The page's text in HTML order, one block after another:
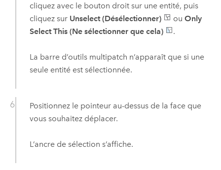
cliquez avec le bouton droit sur une entité, puis
cliquez sur Unselect (Désélectionner) ou Only
Select This (Ne sélectionner que cela)
.
La barre d’outils multipatch n’apparaît que si une
seule entité est sélectionnée.
Positionnez le pointeur au-dessus de la face que
vous souhaitez déplacer.
L’ancre de sélection s’affiche.